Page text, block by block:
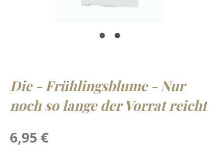
Die - Frühlingsblume - Nur
noch so lange der Vorrat reicht
Precio normal:
6,95 €